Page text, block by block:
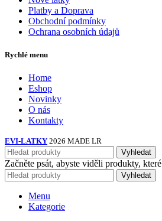
Platby a Doprava
Obchodní podmínky
Ochrana osobních údajů
Rychlé menu
Home
Eshop
Novinky
O nás
Kontakty
EVI-LATKY 2026 MADE LR
Vyhledat
Začněte psát, abyste viděli produkty,
Vyhledat
Menu
Kategorie